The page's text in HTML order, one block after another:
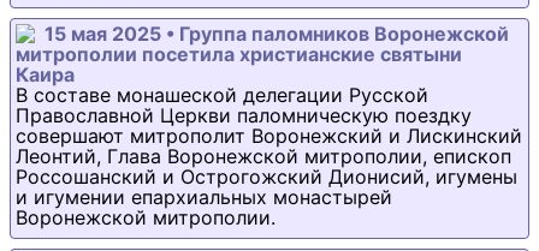
15 мая 2025 • Группа паломников Воронежской
митрополии посетила христианские святыни
Каира
В составе монашеской делегации Русской
Православной Церкви паломническую поездку
совершают митрополит Воронежский и Лискинский
Леонтий, Глава Воронежской митрополии, епископ
Россошанский и Острогожский Дионисий, игумены
и игумении епархиальных монастырей
Воронежской митрополии.